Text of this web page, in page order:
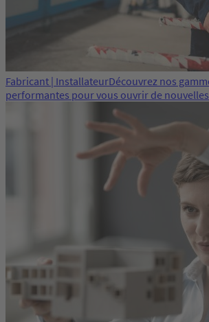
Fabricant | InstallateurDécouvrez nos
performantes pour vous ouvrir de